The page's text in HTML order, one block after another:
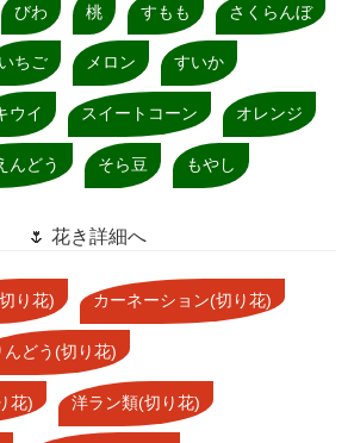
びわ 桃 すもも さくらんぼ
いちご メロン すいか
ウイ スイートコーン オレンジ
んどう そら豆 もやし
🌷 花き詳細へ
り花) カーネーション(切り花)
んどう(切り花)
花) 洋ラン類(切り花)